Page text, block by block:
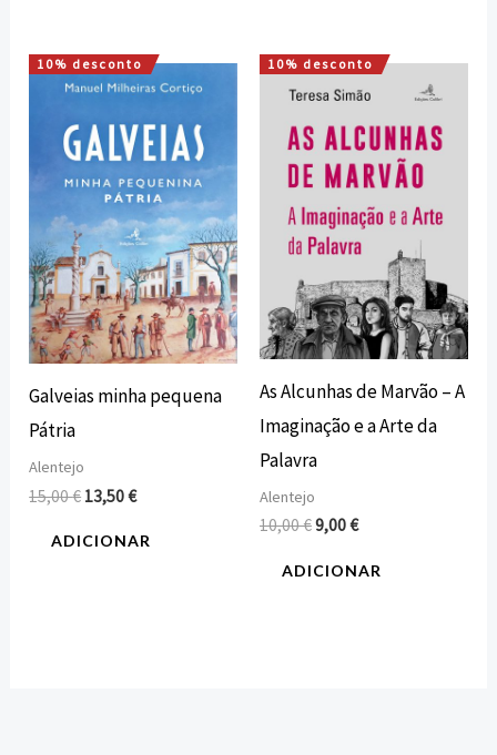
10% desconto
Galveias minha pequena
Pátria
Alentejo
15,00€
O
preço
era:
15,00 €.
13,50€
O
preço
é:
13,50 €.
ADICIONAR
10% desconto
As Alcunhas de Marvão – A
Imaginação e a Arte da
Palavra
Alentejo
10,00€
O
preço
era:
10,00 €.
9,00€
O
preço
é:
9,00 €.
ADICIONAR